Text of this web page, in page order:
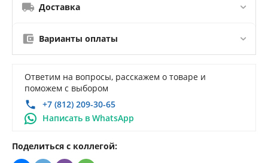
Доставка
Варианты оплаты
Ответим на вопросы, расскажем о товаре и
поможем с выбором
+7 (812) 209-30-65
Написать в WhatsApp
Поделиться с коллегой: